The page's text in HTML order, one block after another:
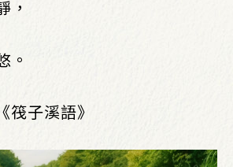
，
。
子溪語》